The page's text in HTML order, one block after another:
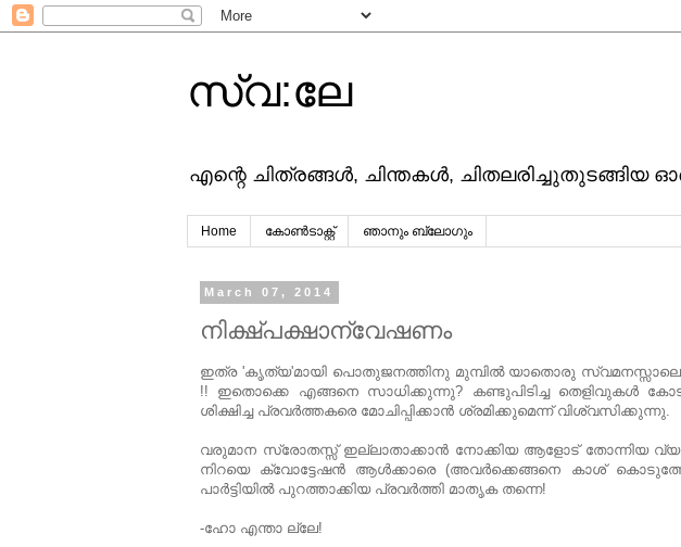
സ്വ:ലേ
എന്റെ ചിത്രങ്ങള്‍, ചിന്തകള്‍, ചിതലരിച്ചുതുടങ്ങിയ
Home കോൺടാക്റ്റ് ഞാനും ബ്ലോഗും
March 07, 2014
നിക്ഷ്പക്ഷാന്വേഷണം
ഇത്ര 'കൃത്യ'മായി പൊതുജനത്തിനു മുമ്പില്‍ യാതൊരു സ്വമനസ്സാലെ
!! ഇതൊക്കെ എങ്ങനെ സാധിക്കുന്നു? കണ്ടുപിടിച്ച തെളിവുകള്‍
ശിക്ഷിച്ച പ്രവര്‍ത്തകരെ മോചിപ്പിക്കാന്‍ ശ്രമിക്കുമെന്ന് വിശ്വസിക്കുന്നു.
വരുമാന സ്രോതസ്സ് ഇല്ലാതാക്കാന്‍ നോക്കിയ ആളോട് തോന്നിയ
നിറയെ ക്വോട്ടേഷന്‍ ആള്‍ക്കാരെ (അവര്‍ക്കെങ്ങനെ കാശ്
പാര്‍ട്ടിയില്‍ പുറത്താക്കിയ പ്രവര്‍ത്തി മാതൃക തന്നെ!
-ഹോ എന്താ ല്ലേ!